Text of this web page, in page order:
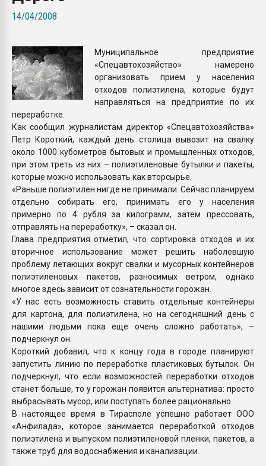
ПЕРЕЙТИ НА
14/04/2008
Муниципальное предприятие
«Спецавтохозяйство» намерено
организовать прием у населения
отходов полиэтилена, которые будут
направляться на предприятие по их
переработке.
Как сообщил журналистам директор «Спецавтохозяйства»
Петр Короткий, каждый день столица вывозит на свалку
около 1000 кубометров бытовых и промышленных отходов,
при этом треть из них – полиэтиленовые бутылки и пакеты,
которые можно использовать как вторсырье.
«Раньше полиэтилен нигде не принимали. Сейчас планируем
отдельно собирать его, принимать его у населения
примерно по 4 рубля за килограмм, затем прессовать,
отправлять на переработку», – сказал он.
Глава предприятия отметил, что сортировка отходов и их
вторичное использование может решить наболевшую
проблему летающих вокруг свалки и мусорных контейнеров
полиэтиленовых пакетов, разносимых ветром, однако
многое здесь зависит от сознательности горожан.
«У нас есть возможность ставить отдельные контейнеры
для картона, для полиэтилена, но на сегодняшний день с
нашими людьми пока еще очень сложно работать», –
подчеркнул он.
Короткий добавил, что к концу года в городе планируют
запустить линию по переработке пластиковых бутылок. Он
подчеркнул, что если возможностей переработки отходов
станет больше, то у горожан появится альтернатива: просто
выбрасывать мусор, или поступать более рационально.
В настоящее время в Тирасполе успешно работает ООО
«Анфилада», которое занимается переработкой отходов
полиэтилена и выпуском полиэтиленовой пленки, пакетов, а
также труб для водоснабжения и канализации.